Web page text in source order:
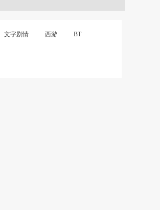
文字剧情 西游
BT